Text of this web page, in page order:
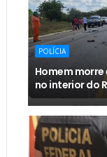
POLÍCIA
Homem
no interior do